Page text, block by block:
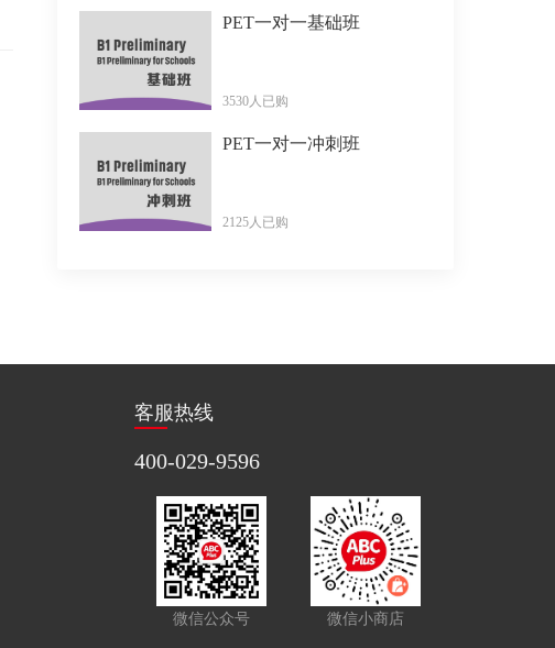
PET一对一基础班
3530人已购
PET一对一冲刺班
2125人已购
客服热线
400-029-9596
微信公众号 微信小商店